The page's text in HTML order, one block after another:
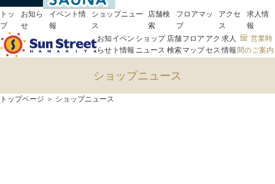
トッ
プ
お知ら
せ
イベント情
報
ショップニュー
ス
店舗検
索
フロアマッ
プ
アクセ
ス
求人情
報
お知
らせ
イベン
ト情報
ショップ
ニュース
店舗
検索
フロア
マップ
アク
セス
求人
情報
営業時
間のご案内
ショップニュース
トップページ ＞ ショップニュース